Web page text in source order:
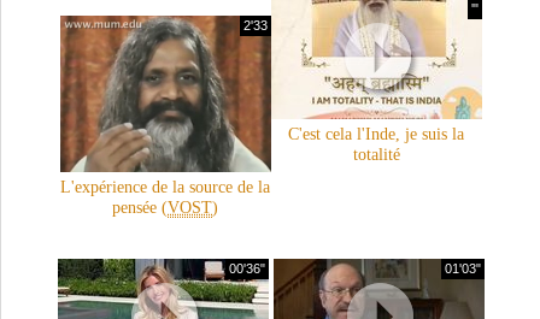
L'expérience de la source de la
pensée (VOST)
2'33
C'est cela l'Inde, je suis la
totalité
'"
00'36" 01'03"